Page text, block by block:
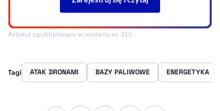
Artykuł opublikowany w wydaniu nr 315
Tagi ATAK DRONAMI BAZY PALIWOWE ENERGETYKA